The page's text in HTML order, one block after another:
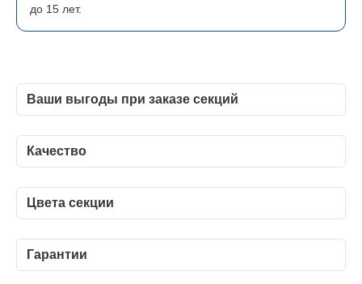
до 15 лет.
Ваши выгоды при заказе секций
· Прочное, надежное, эстетичное ограждение, полностью
безопасности;
· Ограждение не требует дополнительных вложений и
· Сертификаты;
· Своевременную доставку;
Качество
автоматическом туннеле с нанесением конверсионного
OXSILAN — это нано-слой кремнийорганических
полимеров, который образует безпористое покрытие,
Цвета секции
Гарантии